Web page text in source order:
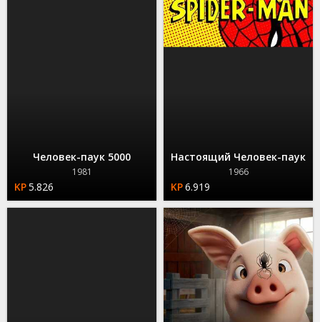
Человек-паук 5000
1981
5.826
Настоящий Человек-паук
1966
6.919